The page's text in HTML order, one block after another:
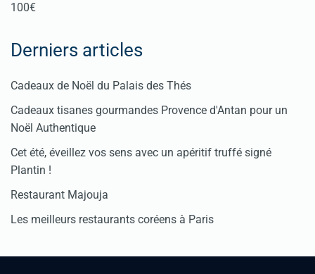
100€
Derniers articles
Cadeaux de Noël du Palais des Thés
Cadeaux tisanes gourmandes Provence d'Antan pour un
Noël Authentique
Cet été, éveillez vos sens avec un apéritif truffé signé
Plantin !
Restaurant Majouja
Les meilleurs restaurants coréens à Paris